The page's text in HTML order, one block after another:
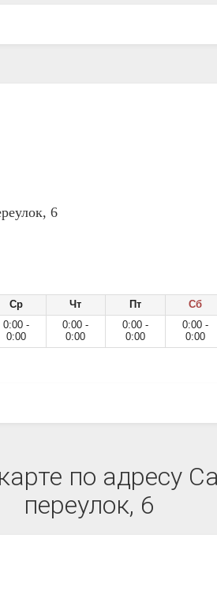
6
Ср Чт Пт
Сб
0:00 -
0:00
0:00 -
0:00
0:00 -
0:00
0:00 -
0:00
по адресу
переулок, 6